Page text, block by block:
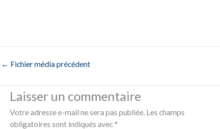
← Fichier média précédent
Laisser un commentaire
Votre adresse e-mail ne sera pas publiée. Les champs
obligatoires sont indiqués avec *